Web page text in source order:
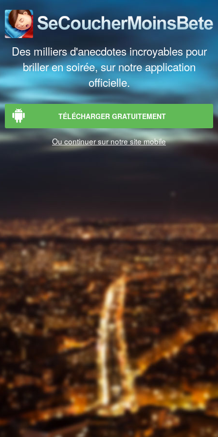
Des milliers d'anecdotes incroyables pour
briller en soirée, sur notre application
officielle.
TÉLÉCHARGER GRATUITEMENT
Ou continuer sur notre site mobile